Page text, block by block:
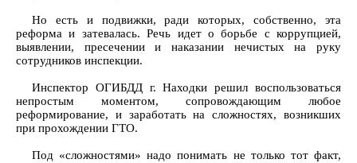
Но есть и подвижки, ради которых, собственно, эта
реформа и затевалась. Речь идет о борьбе с коррупцией,
выявлении, пресечении и наказании нечистых на руку
сотрудников инспекции.
Инспектор ОГИБДД г. Находки решил воспользоваться
непростым моментом, сопровождающим любое
реформирование, и заработать на сложностях, возникших
при прохождении ГТО.
Под «сложностями» надо понимать не только тот факт,